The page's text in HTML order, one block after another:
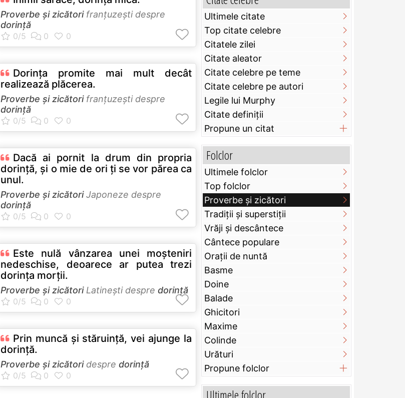
Proverbe și zicătorifranţuzeşti despre
dorință
Dorinţa promite mai mult decât
realizează plăcerea.
Proverbe și zicătorifranţuzeşti despre
dorință
Dacă ai pornit la drum din propria
dorinţă, şi o mie de ori ţi se vor părea ca
unul.
Proverbe și zicătoriJaponeze despre
dorință
Este nulă vânzarea unei moşteniri
nedeschise, deoarece ar putea trezi
dorinţa morţii.
Proverbe și zicătoriLatineşti despre dorință
Prin muncă şi stăruinţă, vei ajunge la
dorinţă.
Proverbe și zicătoridespre dorință
Ultimele citate
Top citate celebre
Citatele zilei
Citate aleator
Citate celebre pe teme
Citate celebre pe autori
Legile lui Murphy
Citate definiţii
Propune un citat
Folclor
Ultimele folclor
Top folclor
Proverbe și zicători
Tradiții și superstiții
Vrăji și descântece
Cântece populare
Orații de nuntă
Basme
Doine
Balade
Ghicitori
Maxime
Colinde
Urături
Propune folclor